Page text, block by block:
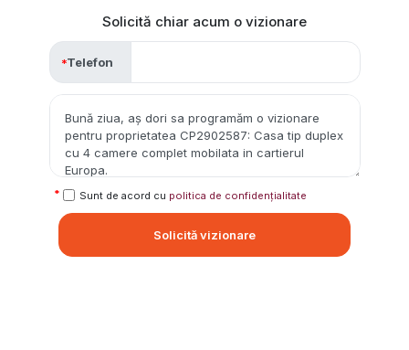
Solicită chiar acum o vizionare
Telefon
Sunt de acord cu politica de confidențialitate
Solicită vizionare